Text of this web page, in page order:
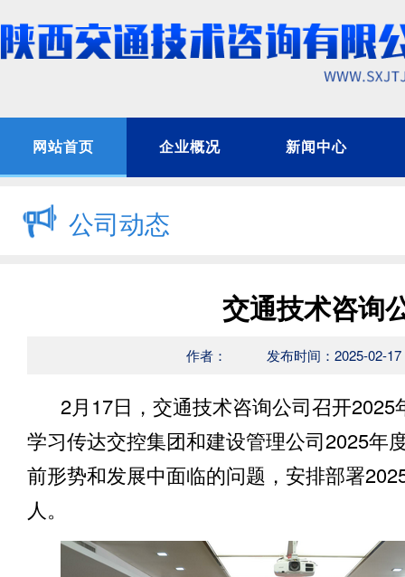
网站首页 企业概况 新闻中心
公司动态
交通技术咨询
作者： 发布时间：2025-02-17
2月17日，交通技术咨询公司召开2025
学习传达交控集团和建设管理公司2025年
前形势和发展中面临的问题 ，安排部署202
人 。